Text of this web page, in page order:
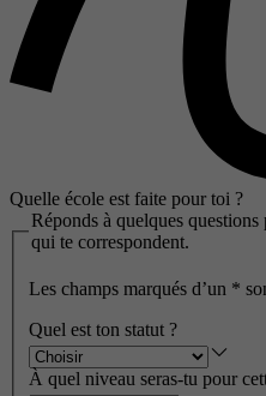
Quelle école est faite pour toi ?
Réponds à quelques
qui te correspondent.
Les champs marqués d’un *
Quel est ton statut ?
À quel niveau seras-tu pour